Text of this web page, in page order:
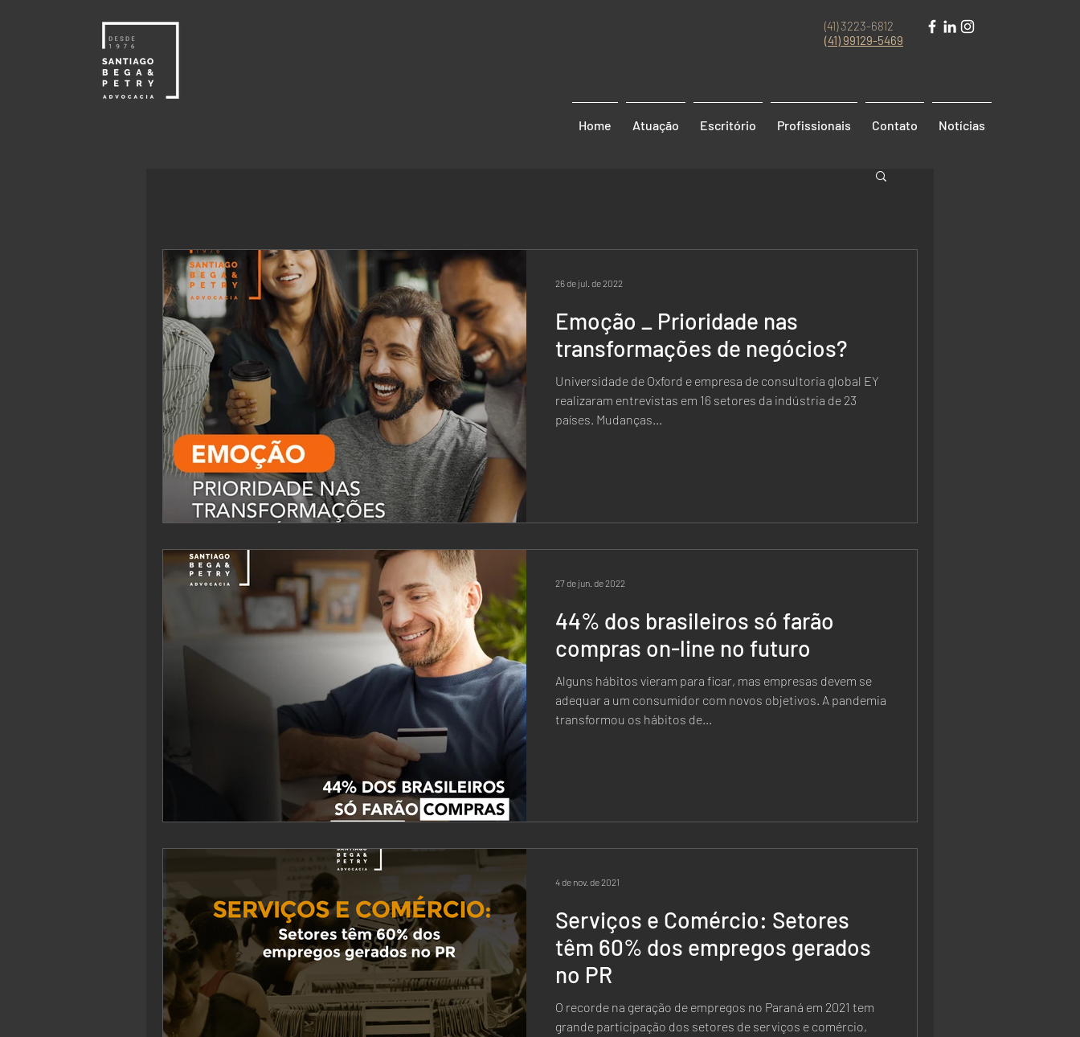
(41) 3223-6812
(41) 99129-5469
Home Atuação Escritório Profissionais Contato Notícias
Emoção _ Prioridade nas
transformações de negócios?
Universidade de Oxford e empresa de consultoria global EY
realizaram entrevistas em 16 setores da indústria de 23
países. Mudanças...
26 de jul. de 2022
44% dos brasileiros só farão
compras on-line no futuro
Alguns hábitos vieram para ficar, mas empresas devem se
adequar a um consumidor com novos objetivos. A pandemia
transformou os hábitos de...
27 de jun. de 2022
Serviços e Comércio: Setores
têm 60% dos empregos gerados
no PR
O recorde na geração de empregos no Paraná em 2021 tem
grande participação dos setores de serviços e comércio,
4 de nov. de 2021